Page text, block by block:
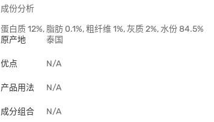
成份分析
蛋白质 12%, 脂肪 0.1%, 粗纤维 1%, 灰质 2%, 水份 84.5%
原产地
泰国
优点 N/A
产品用法 N/A
成分组合 N/A